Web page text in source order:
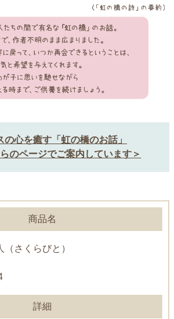
の心を癒す「虹の橋のお話」
のページでご案内しています＞
商品名
（さくらびと）
詳細